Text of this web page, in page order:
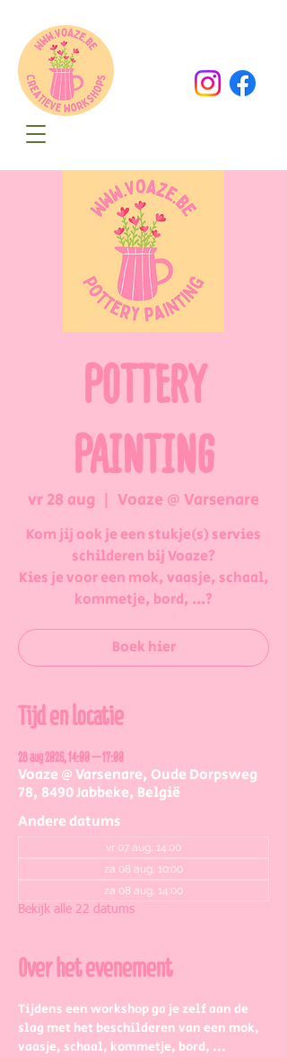
POTTERY
PAINTING
vr 28 aug
  |
Voaze @ Varsenare
Kom jij ook je een stukje(s) servies
schilderen bij Voaze?
Kies je voor een mok, vaasje, schaal,
kommetje, bord, ...?
Boek hier
Tijd en locatie
28 aug 2026, 14:00 – 17:00
Voaze @ Varsenare, Oude Dorpsweg
78, 8490 Jabbeke, België
Andere datums
vr 07 aug, 14:00
za 08 aug, 10:00
za 08 aug, 14:00
Bekijk alle 22 datums
Over het evenement
Tijdens een workshop ga je zelf aan de
slag met het beschilderen van een mok,
vaasje, schaal, kommetje, bord, ...